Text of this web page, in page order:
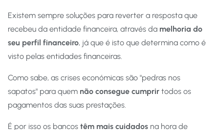
Existem sempre soluções para reverter a resposta que
recebeu da entidade financeira, através da melhoria do
seu perfil financeiro, já que é isto que determina como é
visto pelas entidades financeiras.
Como sabe, as crises económicas são "pedras nos
sapatos" para quem não consegue cumprir todos os
pagamentos das suas prestações.
É por isso os bancos têm mais cuidados na hora de